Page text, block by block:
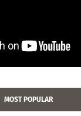
MOST POPULAR